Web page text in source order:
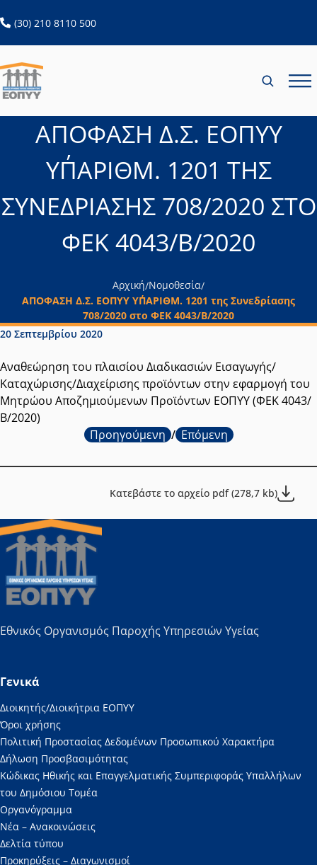
(30) 210 8110 500ανοίγει σε νέα καρτέλα
ΑΠΟΦΑΣΗ Δ.Σ. ΕΟΠΥΥ
ΥΠ΄ΑΡΙΘΜ. 1201 ΤΗΣ
ΣΥΝΕΔΡΙΑΣΗΣ 708/2020 ΣΤΟ
ΦΕΚ 4043/Β/2020
Αρχική/Νομοθεσία/
ΑΠΟΦΑΣΗ Δ.Σ. ΕΟΠΥΥ ΥΠ΄ΑΡΙΘΜ. 1201 της Συνεδρίασης
708/2020 στο ΦΕΚ 4043/Β/2020
Ημερομηνία δημοσίευσης:
20 Σεπτεμβρίου 2020
Αναθεώρηση του πλαισίου Διαδικασιών Εισαγωγής/
Καταχώρισης/Διαχείρισης προϊόντων στην εφαρμογή του
Μητρώου Αποζημιούμενων Προϊόντων ΕΟΠΥΥ (ΦΕΚ 4043/
Β/2020)
Προηγούμενη / Επόμενη
Κατεβάστε το αρχείο pdf (278,7 kb)
Εθνικός Οργανισμός Παροχής Υπηρεσιών Υγείας
Γενικά
Διοικητής/Διοικήτρια ΕΟΠΥΥ
Όροι χρήσης
Πολιτική Προστασίας Δεδομένων Προσωπικού Χαρακτήρα
Δήλωση Προσβασιμότητας
Κώδικας Ηθικής και Επαγγελματικής Συμπεριφοράς Υπαλλήλων
του Δημόσιου Τομέα
Οργανόγραμμα
Νέα – Ανακοινώσεις
Δελτία τύπου
Προκηρύξεις – Διαγωνισμοί